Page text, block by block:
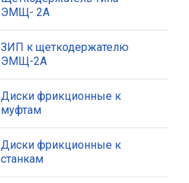
ЭМЩ- 2А
ЗИП к щеткодержателю
ЭМЩ-2А
Диски фрикционные к
муфтам
Диски фрикционные к
станкам